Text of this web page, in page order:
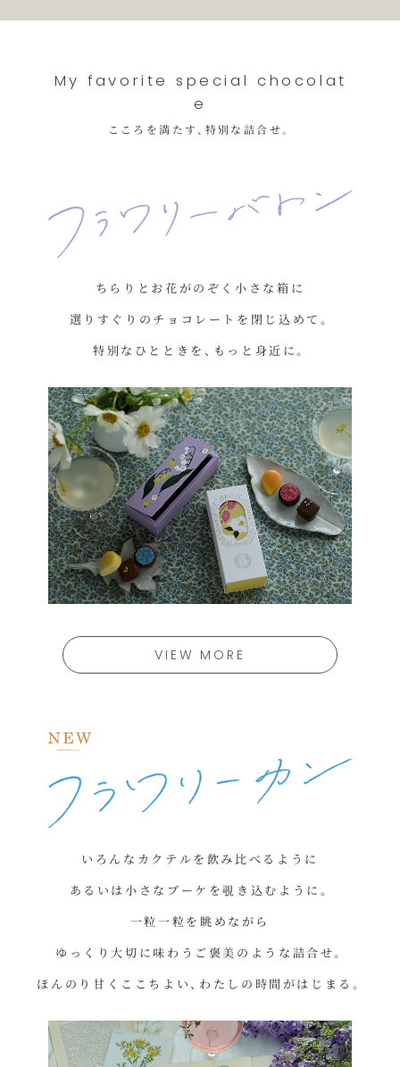
My favorite special chocolat
e
こころを満たす、特別な詰合せ。
ちらりとお花がのぞく小さな箱に
選りすぐりのチョコレートを閉じ込めて。
特別なひとときを、もっと身近に。
VIEW MORE
いろんなカクテルを飲み比べるように
あるいは小さなブーケを覗き込むように。
一粒一粒を眺めながら
ゆっくり大切に味わうご褒美のような詰合せ。
ほんのり甘くここちよい、わたしの時間がはじまる。